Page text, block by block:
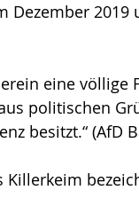
Dezember
eine
politischen
besitzt.“ (AfD
Killerkeim